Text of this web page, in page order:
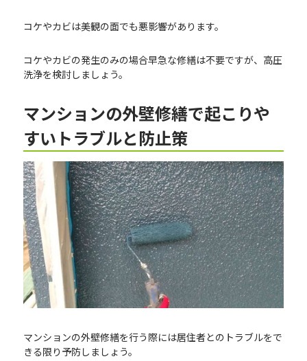
コケやカビは美観の面でも悪影響があります。
コケやカビの発生のみの場合早急な修繕は不要ですが、高圧
洗浄を検討しましょう。
マンションの外壁修繕で起こりや
すいトラブルと防止策
マンションの外壁修繕を行う際には居住者とのトラブルをで
きる限り予防しましょう。